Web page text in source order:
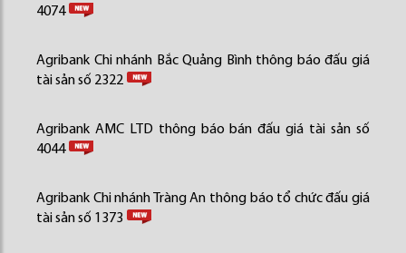
4074
Agribank Chi nhánh Bắc Quảng Bình thông báo đấu giá
tài sản số 2322
Agribank AMC LTD thông báo bán đấu giá tài sản số
4044
Agribank Chi nhánh Tràng An thông báo tổ chức đấu giá
tài sản số 1373